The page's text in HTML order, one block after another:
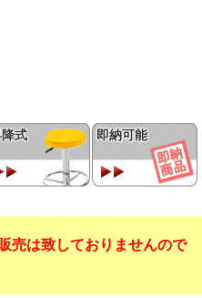
式 即納可能
売は致しておりませんので